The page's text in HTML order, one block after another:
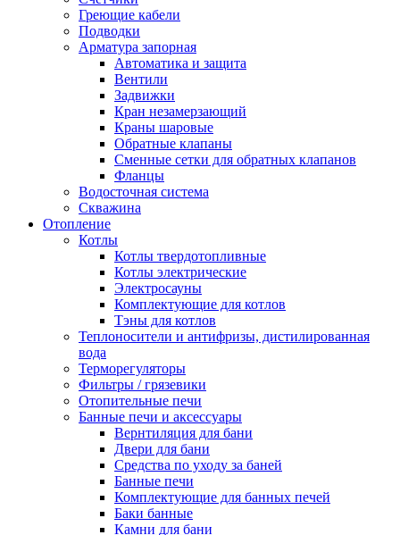
Греющие кабели
Подводки
Арматура запорная
Автоматика и защита
Вентили
Задвижки
Кран незамерзающий
Краны шаровые
Обратные клапаны
Сменные сетки для обратных клапанов
Фланцы
Водосточная система
Скважина
Отопление
Котлы
Котлы твердотопливные
Котлы электрические
Электросауны
Комплектующие для котлов
Тэны для котлов
Теплоносители и антифризы, дистилированная
вода
Терморегуляторы
Фильтры / грязевики
Отопительные печи
Банные печи и аксессуары
Вернтиляция для бани
Двери для бани
Средства по уходу за баней
Банные печи
Комплектующие для банных печей
Баки банные
Камни для бани